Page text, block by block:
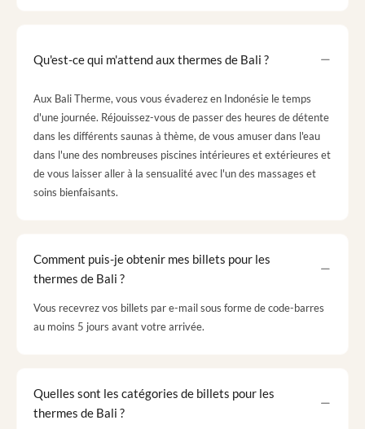
Qu'est-ce qui m'attend aux thermes de Bali ?
Aux Bali Therme, vous vous évaderez en Indonésie le temps
d'une journée. Réjouissez-vous de passer des heures de détente
dans les différents saunas à thème, de vous amuser dans l'eau
dans l'une des nombreuses piscines intérieures et extérieures et
de vous laisser aller à la sensualité avec l'un des massages et
soins bienfaisants.
Comment puis-je obtenir mes billets pour les
thermes de Bali ?
Vous recevrez vos billets par e-mail sous forme de code-barres
au moins 5 jours avant votre arrivée.
Quelles sont les catégories de billets pour les
thermes de Bali ?